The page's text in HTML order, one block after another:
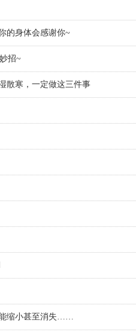
的身体会感谢你~
招~
散寒，一定做这三件事
能缩小甚至消失……